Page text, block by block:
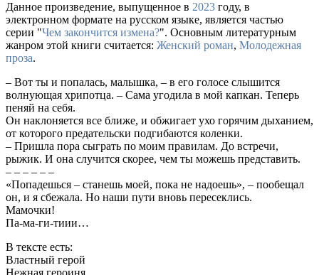
Данное произведение, выпущенное в 2023 году, в
электронном формате на русском языке, является частью
серии "Чем закончится измена?". Основным литературным
жанром этой книги считается: Женский роман, Молодежная
проза.
– Вот ты и попалась, малышка, – в его голосе слышится
волнующая хрипотца. – Сама угодила в мой капкан. Теперь
пеняй на себя.
Он наклоняется все ближе, и обжигает ухо горячим дыханием,
от которого предательски подгибаются коленки.
– Пришла пора сыграть по моим правилам. До встречи,
рыжик. И она случится скорее, чем ты можешь представить.
– – – – – –
«Попадешься – станешь моей, пока не надоешь», – пообещал
он, и я сбежала. Но наши пути вновь пересеклись.
Мамочки!
Па-ма-ги-тиии…
В тексте есть:
Властный герой